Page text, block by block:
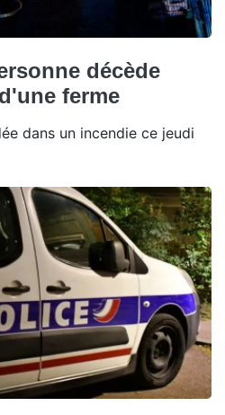
décède
ferme
dans un incendie ce jeudi